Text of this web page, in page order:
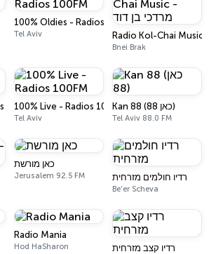
100% Oldies - Radios 100FM
Tel Aviv
Bnei Brak
100FM
100% Live - Radios 100FM
Tel Aviv
Kan 88 (כאן 88)
Tel Aviv 88.0 FM
כאן מורשת
Jerusalem 92.5 FM רדיו חולמים מזרחית
Be'er Scheva
Radio Mania
Hod HaSharon רדיו קצב מזרחית